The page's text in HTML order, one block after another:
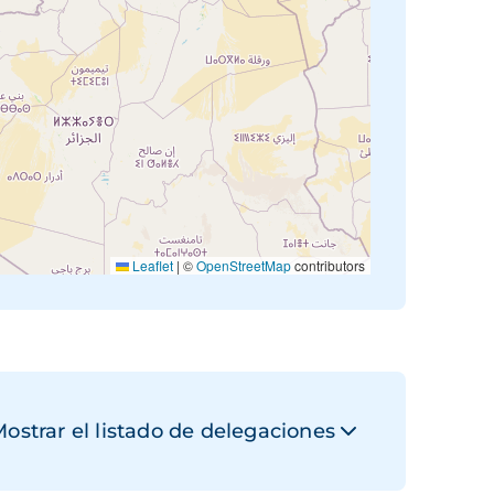
Leaflet | ©OpenStreetMapcontributors
el listado de delegaciones